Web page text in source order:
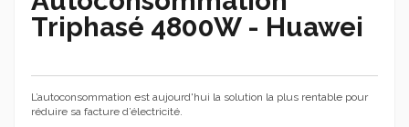
Triphasé 4800W - Huawei
L’autoconsommation est aujourd'hui la solution la plus rentable pour
réduire sa facture d’électricité.